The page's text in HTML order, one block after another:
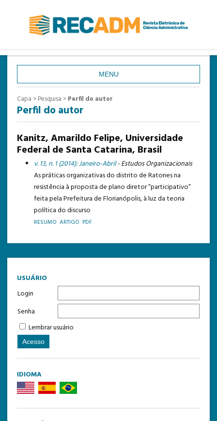
USUÁRIO
Login
Senha
Lembrar usuário
IDIOMA
MENU
CAPA
SOBRE
CADASTRO
PESQUISA
ATUAL
ANTERIORES
ESTATÍSTICAS
Capa >Pesquisa >Perfil do autor
Perfil do autor
Kanitz, Amarildo Felipe, Universidade
Federal de Santa Catarina, Brasil
v. 13, n. 1 (2014): Janeiro-Abril- Estudos Organizacionais
As práticas organizativas do distrito de Ratones na
resistência à proposta de plano diretor “participativo”
feita pela Prefeitura de Florianópolis, à luz da teoria
política do discurso
RESUMO ARTIGO PDF